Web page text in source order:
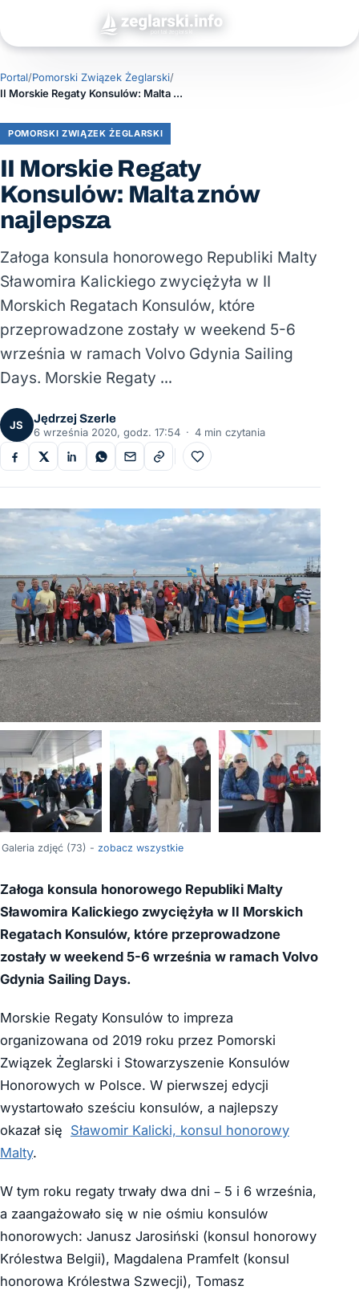
Portal/Pomorski Związek Żeglarski/
II Morskie Regaty Konsulów: Malta znów najlepsza
POMORSKI ZWIĄZEK ŻEGLARSKI
II Morskie Regaty
Konsulów: Malta znów
najlepsza
Załoga konsula honorowego Republiki Malty
Sławomira Kalickiego zwyciężyła w II
Morskich Regatach Konsulów, które
przeprowadzone zostały w weekend 5-6
września w ramach Volvo Gdynia Sailing
Days. Morskie Regaty …
JS
Jędrzej Szerle
6 września 2020, godz. 17:54 · 4 min czytania
Do ulubionych
Galeria zdjęć (73) - zobacz wszystkie
Załoga konsula honorowego Republiki Malty
Sławomira Kalickiego zwyciężyła w II Morskich
Regatach Konsulów, które przeprowadzone
zostały w weekend 5-6 września w ramach Volvo
Gdynia Sailing Days.
Morskie Regaty Konsulów to impreza
organizowana od 2019 roku przez Pomorski
Związek Żeglarski i Stowarzyszenie Konsulów
Honorowych w Polsce. W pierwszej edycji
wystartowało sześciu konsulów, a najlepszy
okazał się Sławomir Kalicki, konsul honorowy
Malty.
W tym roku regaty trwały dwa dni – 5 i 6 września,
a zaangażowało się w nie ośmiu konsulów
honorowych: Janusz Jarosiński (konsul honorowy
Królestwa Belgii), Magdalena Pramfelt (konsul
honorowa Królestwa Szwecji), Tomasz